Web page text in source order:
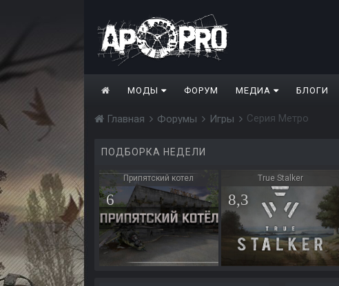
МОДЫ ФОРУМ МЕДИА БЛОГИ
Главная Форумы Игры Серия Метро
ПОДБОРКА НЕДЕЛИ
Припятский котел
6
True Stalker
8,3